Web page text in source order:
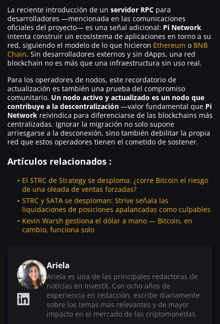
La reciente introducción de un servidor RPC para
desarrolladores —mencionada en las comunicaciones
oficiales del proyecto— es una señal adicional: Pi Network
intenta construir un ecosistema de aplicaciones en torno a su
red, siguiendo el modelo de lo que hicieron Ethereum o BNB
Chain. Sin desarrolladores externos y sin dApps, una red
blockchain no es más que una infraestructura sin uso real.
Para los operadores de nodos, este recordatorio de
actualización es también una prueba del compromiso
comunitario. Un nodo activo y actualizado es un nodo que
contribuye a la descentralización —valor fundamental que Pi
Network reivindica para diferenciarse de las blockchains más
centralizadas. Ignorar la migración no solo supone
arriesgarse a la desconexión, sino también debilitar la propia
red que estos operadores tienen el cometido de sostener.
Artículos relacionados :
El STRC de Strategy se desploma: ¿corre Bitcoin el riesgo
de una oleada de ventas forzadas?
STRC y SATA se desploman: Strive señala las
liquidaciones de posiciones apalancadas como culpables
Kevin Warsh gestiona el dólar a mano — Bitcoin, en
cambio, funciona solo
Ariela
Ariela es una de las principales redactoras de
noticias en InvestX. Con ocho años de
experiencia en redacción, escribe diariamente
sobre los temas más relevantes y de mayor
impacto en el mercado de las criptomonedas.